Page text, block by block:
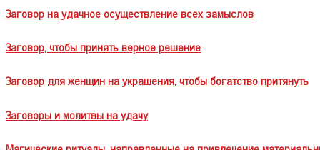
Заговор на удачное осуществление всех замыслов
Заговор, чтобы принять верное решение
Заговор для женщин на украшения, чтобы богатство притянуть
Заговоры и молитвы на удачу